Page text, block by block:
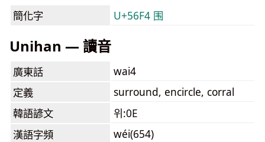
簡化字 U+56F4 围
Unihan — 讀音
廣東話
wai4
定義
surround, encircle, corral
韓語諺文
위:0E
漢語字頻
wéi(654)